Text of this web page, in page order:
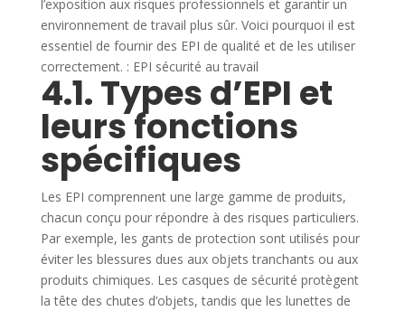
l’exposition aux risques professionnels et garantir un
environnement de travail plus sûr. Voici pourquoi il est
essentiel de fournir des EPI de qualité et de les utiliser
correctement. : EPI sécurité au travail
4.1. Types d’EPI et
leurs fonctions
spécifiques
Les EPI comprennent une large gamme de produits,
chacun conçu pour répondre à des risques particuliers.
Par exemple, les gants de protection sont utilisés pour
éviter les blessures dues aux objets tranchants ou aux
produits chimiques. Les casques de sécurité protègent
la tête des chutes d’objets, tandis que les lunettes de